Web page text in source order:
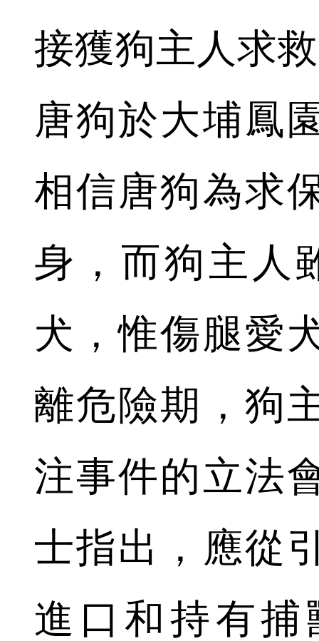
接獲狗主人求
唐狗於大埔鳳
相信唐狗為求
身，而狗主人
犬，惟傷腿愛
離危險期，狗
注事件的立法
士指出，應從
進口和持有